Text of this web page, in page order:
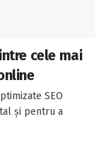
cele mai
SEO
și pentru a